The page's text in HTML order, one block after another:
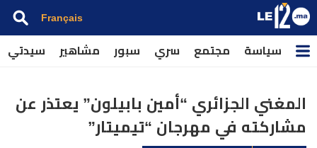
Français
سياسة مجتمع سري سبور مشاهير سيدتي
المغني الجزائري “أمين بابيلون” يعتذر عن
مشاركته في مهرجان “تيميتار”